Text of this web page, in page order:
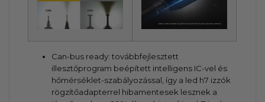
Can-bus ready: továbbfejlesztett
illesztőprogram beépített intelligens IC-vel és
hőmérséklet-szabályozással, így a led h7 izzók
rögzítőadapterrel hibamentesek lesznek a